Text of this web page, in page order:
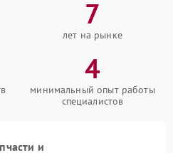
7
лет на рынке
4
минимальный опыт работы
специалистов
и